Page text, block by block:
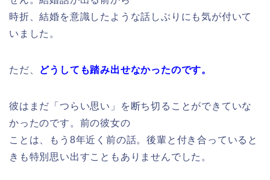
時折、結婚を意識したような話しぶりにも気が付いて
いました。
ただ、 どうしても踏み出せなかったのです。
彼はまだ「つらい思い」を断ち切ることができていな
かったのです。前の彼女の
ことは、もう8年近く前の話。後輩と付き合っていると
きも特別思い出すこともありませんでした。